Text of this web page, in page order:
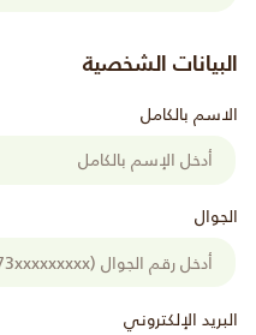
البيانات الشخصية
الاسم بالكامل
الجوال
البريد الإلكتروني